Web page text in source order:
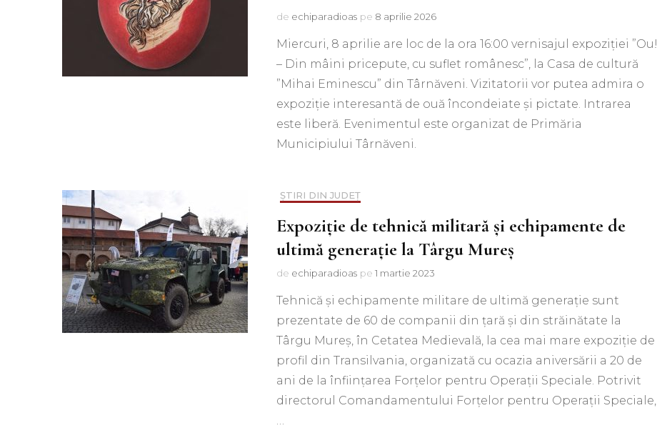
de echiparadioas pe 8 aprilie 2026
Miercuri, 8 aprilie are loc de la ora 16:00 vernisajul expoziției ”Ou!
– Din mâini pricepute, cu suflet românesc”, la Casa de cultură
”Mihai Eminescu” din Târnăveni. Vizitatorii vor putea admira o
expoziție interesantă de ouă încondeiate și pictate. Intrarea
este liberă. Evenimentul este organizat de Primăria
Municipiului Târnăveni.
ȘTIRI DIN JUDEȚ
Expoziție de tehnică militară și echipamente de
ultimă generație la Târgu Mureș
de echiparadioas pe 1 martie 2023
Tehnică şi echipamente militare de ultimă generaţie sunt
prezentate de 60 de companii din ţară şi din străinătate la
Târgu Mureş, în Cetatea Medievală, la cea mai mare expoziţie de
profil din Transilvania, organizată cu ocazia aniversării a 20 de
ani de la înfiinţarea Forţelor pentru Operaţii Speciale. Potrivit
directorul Comandamentului Forţelor pentru Operaţii Speciale,
…